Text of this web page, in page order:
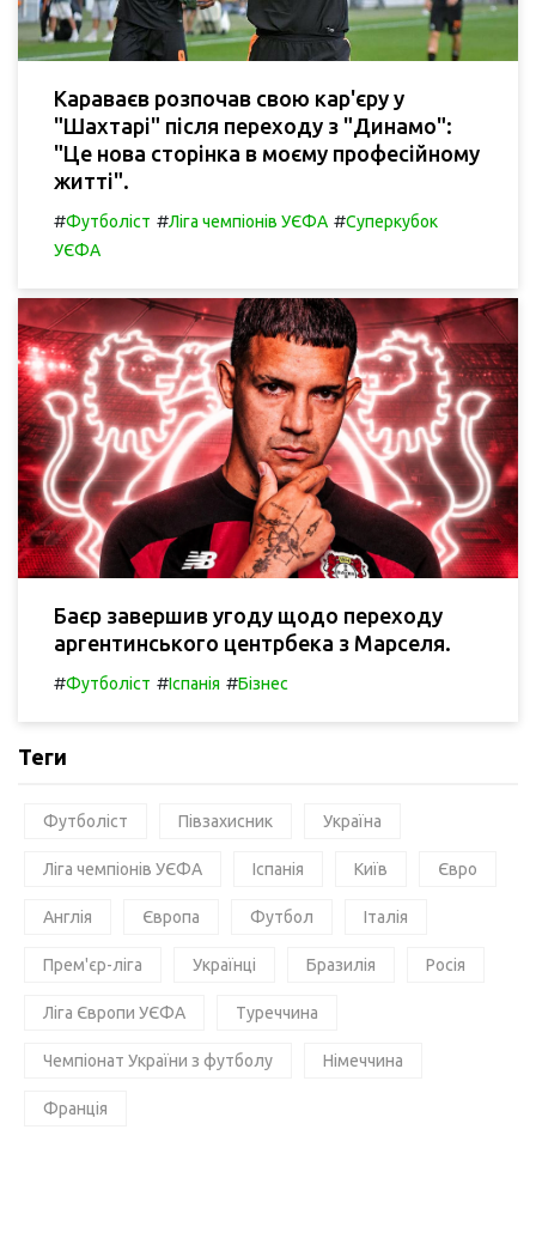
Караваєв розпочав свою кар'єру у
"Шахтарі" після переходу з "Динамо":
"Це нова сторінка в моєму професійному
житті".
#Футболіст #Ліга чемпіонів УЄФА #Суперкубок
УЄФА
Баєр завершив угоду щодо переходу
аргентинського центрбека з Марселя.
#Футболіст #Іспанія #Бізнес
Теги
Футболіст Півзахисник Україна
Ліга чемпіонів УЄФА Іспанія Київ Євро
Англія Європа Футбол Італія
Прем'єр-ліга Українці Бразилія Росія
Ліга Європи УЄФА Туреччина
Чемпіонат України з футболу Німеччина
Франція